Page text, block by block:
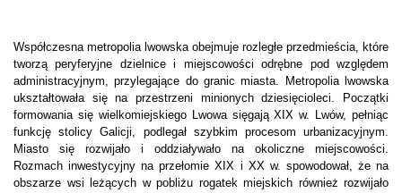
Współczesna metropolia lwowska obejmuje rozległe przedmieścia, które
tworzą peryferyjne dzielnice i miejscowości odrębne pod względem
administracyjnym, przylegające do granic miasta. Metropolia lwowska
ukształtowała się na przestrzeni minionych dziesięcioleci. Początki
formowania się wielkomiejskiego Lwowa sięgają XIX w. Lwów, pełniąc
funkcję stolicy Galicji, podlegał szybkim procesom urbanizacyjnym.
Miasto się rozwijało i oddziaływało na okoliczne miejscowości.
Rozmach inwestycyjny na przełomie XIX i XX w. spowodował, że na
obszarze wsi leżących w pobliżu rogatek miejskich również rozwijało